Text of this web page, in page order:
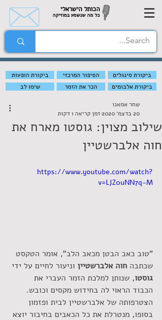
הכותל הישראלי
כל מה שנשמע במוזיקה
ביקורת הופעות הסיפור המרכזי
ביקורת סינגלים
שימו לב
הכר את הזמר ביקורת אלבומים
שילוב מצוין: גוסטו מארח את
חוה אלברשטיין
שחר אמאנו
20 בדצמ׳ 2020
זמן קריאה 1 דקות
https://www.youtube.com/watch?
v=LJZ0uNN7q-M
"טוב כאב הבטן מכאב הלב", אומר הטקסט
שכתבה חוה אלברשטיין וניעור לחיים על ידי
גוסטו, שנותן למלכת הזמר העברי את
הכבוד הראוי לה בחידוש מקסים וכובש.
הצטרפותה של אלברשטיין לבית ופזמון
בסופו, מנטרלת את כל הכאבים בחיבור יוצא